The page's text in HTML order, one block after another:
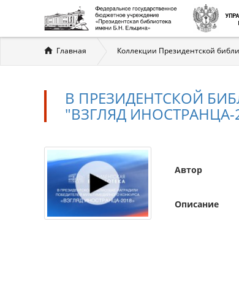
Вы
здесь
Главная Коллекции Президентской
В ПРЕЗИДЕНТСКОЙ
"ВЗГЛЯД ИНОСТРАНЦА-
Автор
Описание